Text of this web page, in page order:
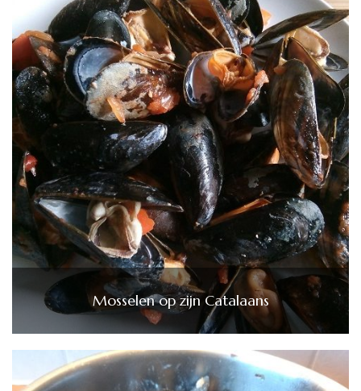
Mosselen op zijn Catalaans